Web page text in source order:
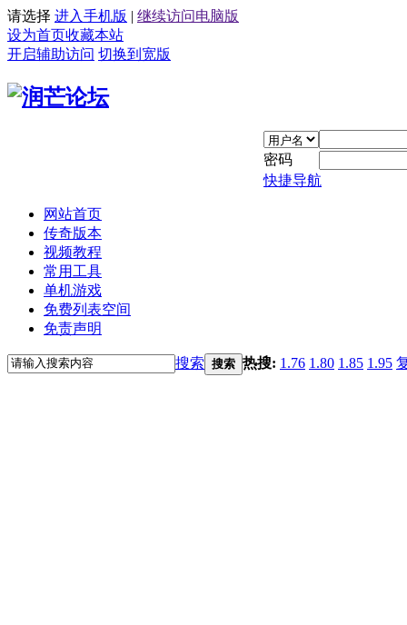
请选择 进入手机版 | 继续访问电脑版
设为首页收藏本站
开启辅助访问 切换到宽版
密码
快捷导航
网站首页
传奇版本
视频教程
常用工具
单机游戏
免费列表空间
免责声明
搜索 搜索 热搜: 1.76 1.80 1.85 1.95